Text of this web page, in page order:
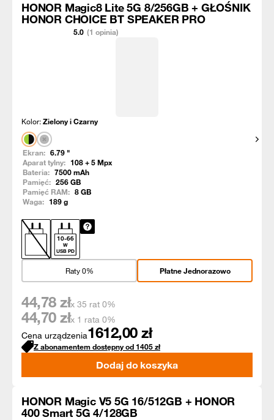
HONOR Magic8 Lite 5G 8/256GB + GŁOŚNIK
HONOR CHOICE BT SPEAKER PRO
5.0 (1 opinia)
Kolor:Zielony i Czarny
Ekran: 6.79 "
Aparat tylny: 108 + 5Mpx
Bateria: 7500mAh
Pamięć: 256GB
Pamięć RAM: 8GB
Waga: 189g
10-66
W
USB PD
Płatne Jednorazowo
Raty 0%
Cena urządzenia1612,00 zł
44,78 złx 35 rat 0%
44,70 złx 1 rata 0%
Z abonamentem dostępny od1405zł
Dodaj do koszyka
HONOR Magic V5 5G 16/512GB + HONOR
400 Smart 5G 4/128GB